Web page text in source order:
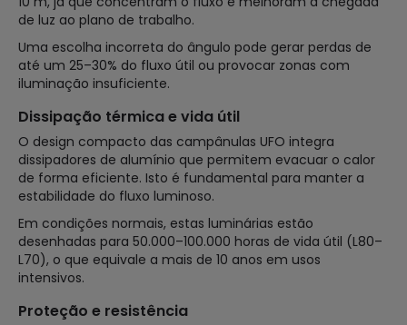
de luz ao plano de trabalho.
Uma escolha incorreta do ângulo pode gerar perdas de
até um 25–30% do fluxo útil ou provocar zonas com
iluminação insuficiente.
Dissipação térmica e vida útil
O design compacto das campânulas UFO integra
dissipadores de alumínio que permitem evacuar o calor
de forma eficiente. Isto é fundamental para manter a
estabilidade do fluxo luminoso.
Em condições normais, estas luminárias estão
desenhadas para 50.000–100.000 horas de vida útil (L80–
L70), o que equivale a mais de 10 anos em usos
intensivos.
Proteção e resistência